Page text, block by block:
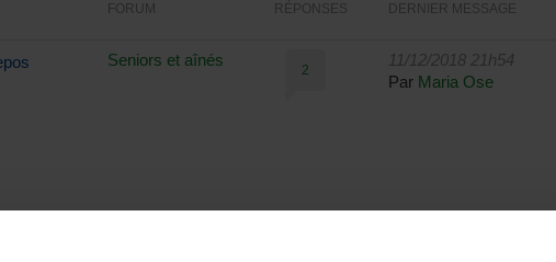
FORUM RÉPONSES DERNIER MESSAGE
Seniors et aînés
2
11/12/2018 21h54
Par Maria Ose